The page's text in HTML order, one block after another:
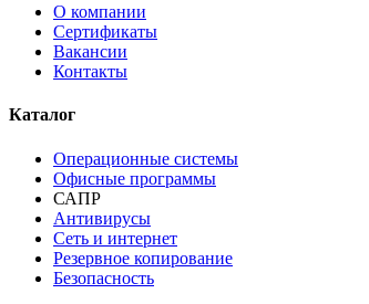
О компании
Сертификаты
Вакансии
Контакты
Каталог
Операционные системы
Офисные программы
САПР
Антивирусы
Сеть и интернет
Резервное копирование
Безопасность